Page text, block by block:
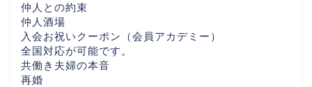
仲人との約束
仲人酒場
入会お祝いクーポン（会員アカデミー）
全国対応が可能です。
共働き夫婦の本音
再婚